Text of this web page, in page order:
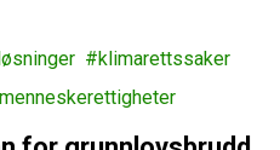
klimarettssaker
menneskerettigheter